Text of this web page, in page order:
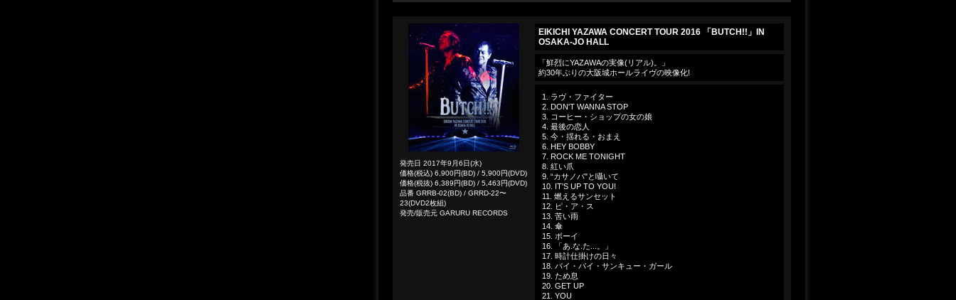
発売日 2017年9月6日(水)
価格(税込) 6,900円(BD) / 5,900円(DVD)
価格(税抜) 6,389円(BD) / 5,463円(DVD)
品番 GRRB-02(BD) / GRRD-22〜
23(DVD2枚組)
発売/販売元 GARURU RECORDS
EIKICHI YAZAWA CONCERT TOUR 2016 「BUTCH!!」IN
OSAKA-JO HALL
「鮮烈にYAZAWAの実像(リアル)。」
約30年ぶりの大阪城ホールライヴの映像化!
1. ラヴ・ファイター
2. DON'T WANNA STOP
3. コーヒー・ショップの女の娘
4. 最後の恋人
5. 今・揺れる・おまえ
6. HEY BOBBY
7. ROCK ME TONIGHT
8. 紅い爪
9. “カサノバ"と囁いて
10. IT'S UP TO YOU!
11. 燃えるサンセット
12. ピ・ア・ス
13. 苦い雨
14. 傘
15. ボーイ
16. 「あ.な.た...。」
17. 時計仕掛けの日々
18. バイ・バイ・サンキュー・ガール
19. ため息
20. GET UP
21. YOU